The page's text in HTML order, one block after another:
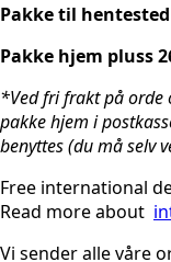
Pakke til hentested
Pakke hjem pluss
*Ved fri frakt på orde
pakke hjem i
benyttes (du må selv
Free international
Read more about
Vi sender alle våre